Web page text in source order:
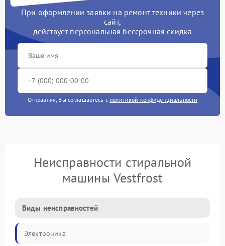
При оформлении заявки на ремонт техники через
сайт,
действует персональная бессрочная скидка
Отправляя, Вы соглашаетесь с политикой конфиденциальности
Неисправности стиральной
машины Vestfrost
Виды неисправностей
Электроника